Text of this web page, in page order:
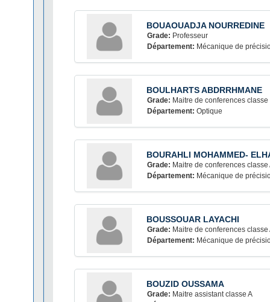
BOUAOUADJA NOURREDINE
Grade: Professeur
Département: Mécanique de
BOULHARTS ABDRRHMANE
Grade: Maitre de conferences classe
Département: Optique
BOURAHLI MOHAMMED-
Grade: Maitre de conferences classe
Département: Mécanique de
BOUSSOUAR LAYACHI
Grade: Maitre de conferences classe
Département: Mécanique de
BOUZID OUSSAMA
Grade: Maitre assistant classe A